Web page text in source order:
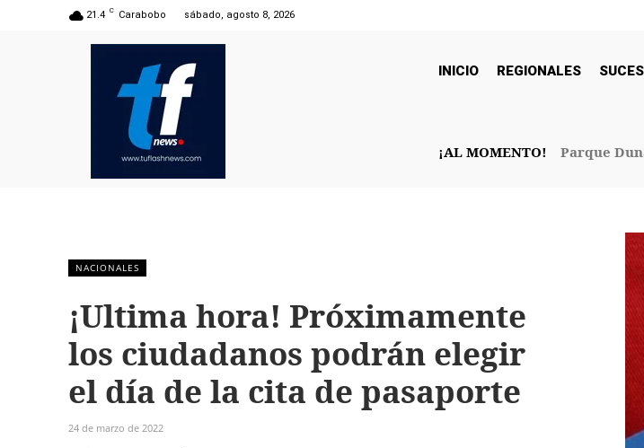
21.4 C Carabobo sábado, agosto 8, 2026
INICIO REGIONALES
¡AL MOMENTO!
Parque
NACIONALES
¡Ultima hora! Próximamente
los ciudadanos podrán elegir
el día de la cita de pasaporte
24 de marzo de 2022